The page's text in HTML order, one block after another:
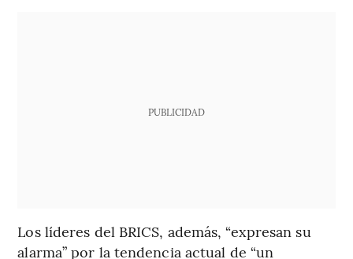
PUBLICIDAD
Los líderes del BRICS, además, “expresan su
alarma” por la tendencia actual de “un